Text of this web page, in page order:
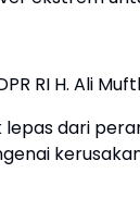
RI H. Ali
dari